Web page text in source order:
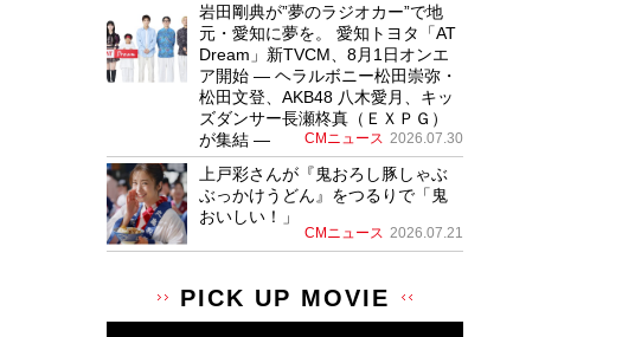
岩田剛典が”夢のラジオカー”で地
元・愛知に夢を。 愛知トヨタ「AT
Dream」新TVCM、8月1日オンエ
ア開始 ― ヘラルボニー松田崇弥・
松田文登、AKB48 八木愛月、キッ
ズダンサー長瀬柊真（ＥＸＰＧ）
が集結 ―
CMニュース 2026.07.30
上戸彩さんが『鬼おろし豚しゃぶ
ぶっかけうどん』をつるりで「鬼
おいしい！」
CMニュース 2026.07.21
PICK UP MOVIE